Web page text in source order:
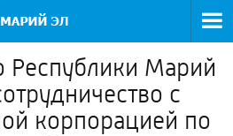
Республики Марий
с
корпорацией по